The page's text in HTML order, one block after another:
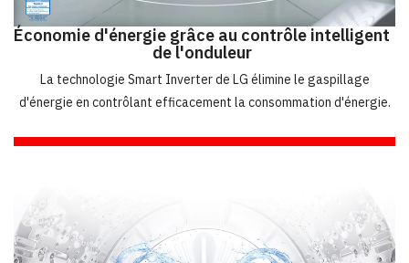
Économie d'énergie grâce au contrôle intelligent
de l'onduleur
La technologie Smart Inverter de LG élimine le gaspillage
d'énergie en contrôlant efficacement la consommation d'énergie.